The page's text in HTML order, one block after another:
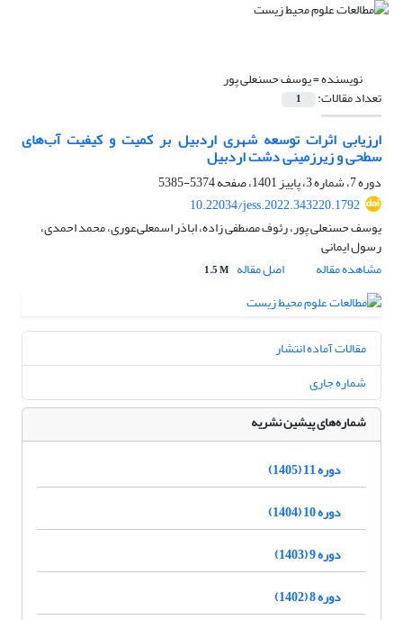
نویسنده =یوسف حسنعلی پور
تعداد مقالات: 1
ارزیابی اثرات توسعه شهری اردبیل بر کمیت و کیفیت آب‌های
سطحی و زیرزمینی دشت اردبیل
دوره 7، شماره 3، پاییز 1401، صفحه
5374-5385
10.22034/jess.2022.343220.1792
یوسف حسنعلی پور، رئوف مصطفی زاده، اباذر اسمعلی‌عوری، محمد احمدی،
رسول ایمانی
مشاهده مقاله
اصل مقاله 1.5 M
مقالات آماده انتشار
شماره جاری
شماره‌های پیشین نشریه
دوره 11 (1405)
دوره 10 (1404)
دوره 9 (1403)
دوره 8 (1402)